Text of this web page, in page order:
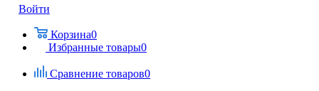
Войти
Корзина0
Избранные товары0
Сравнение товаров0